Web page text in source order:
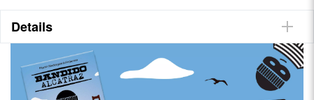
Details